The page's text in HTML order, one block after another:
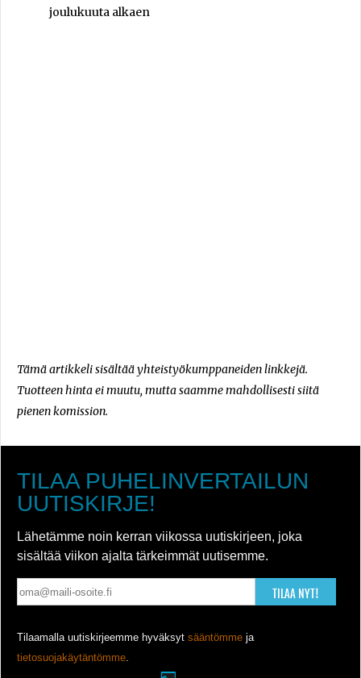
joulukuuta alkaen
Tämä artikkeli sisältää yhteistyökumppaneiden linkkejä.
Tuotteen hinta ei muutu, mutta saamme mahdollisesti siitä
pienen komission.
TILAA PUHELINVERTAILUN
UUTISKIRJE!
Lähetämme noin kerran viikossa uutiskirjeen, joka
sisältää viikon ajalta tärkeimmät uutisemme.
TILAA NYT!
Tilaamalla uutiskirjeemme hyväksyt sääntömme ja
tietosuojakäytäntömme.